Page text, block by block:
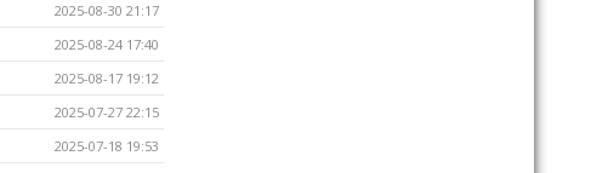
2025-08-30 21:17
2025-08-24 17:40
2025-08-17 19:12
2025-07-27 22:15
2025-07-18 19:53